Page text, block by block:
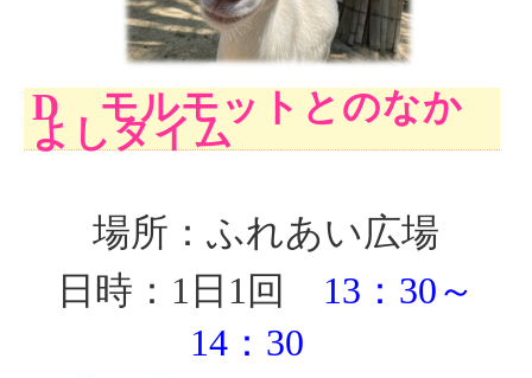
D モルモットとのなか
よしタイム
場所：ふれあい広場
日時：1日1回
13：30～
14：30